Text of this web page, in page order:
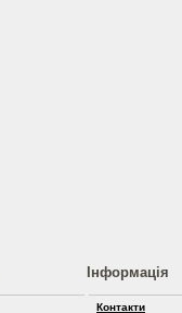
Інформація
Контакти